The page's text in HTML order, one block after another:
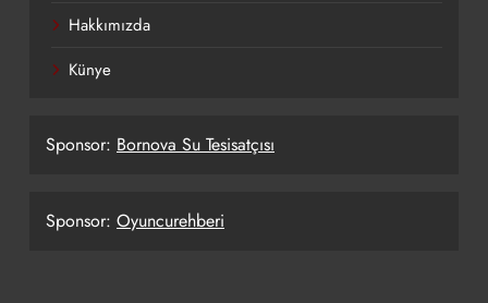
Hakkımızda
Künye
Sponsor: Bornova Su Tesisatçısı
Sponsor: Oyuncurehberi